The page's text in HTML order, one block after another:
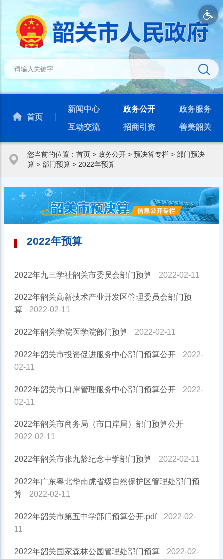
首页
新闻中心 政务公开 政务服务
互动交流 招商引资 善美韶关
您当前的位置： 首页> 政务公开> 预决算专栏> 部门预决
算> 部门预算> 2022年预算
2022年预算
2022年九三学社韶关市委员会部门预算 2022-02-11
2022年韶关高新技术产业开发区管理委员会部门预
算
2022-02-11
2022年韶关学院医学院部门预算 2022-02-11
2022年韶关市投资促进服务中心部门预算公开
2022-
02-11
2022年韶关市口岸管理服务中心部门预算公开
2022-
02-11
2022年韶关市商务局（市口岸局）部门预算公开
2022-02-11
2022年韶关市张九龄纪念中学部门预算 2022-02-11
2022年广东粤北华南虎省级自然保护区管理处部门预
算
2022-02-11
2022年韶关市第五中学部门预算公开.pdf
2022-02-
11
2022年韶关国家森林公园管理处部门预算
2022-02-